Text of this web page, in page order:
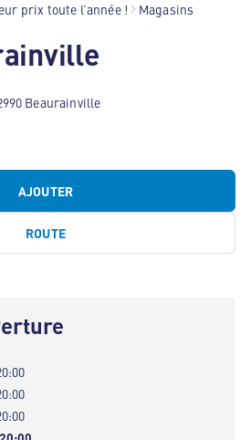
prix toute l’année ! Magasins
Beaurainville
AJOUTER
ROUTE